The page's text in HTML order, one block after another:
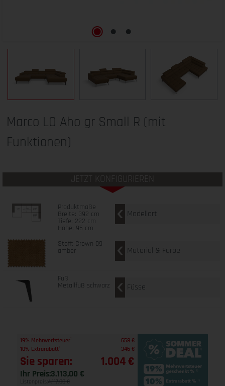
Marco LO Aho gr Small R (mit
Funktionen)
JETZT KONFIGURIEREN
Produktmaße
Breite: 392 cm
Tiefe: 222 cm
Höhe: 95 cm
Modellart
Stoff: Crown 09
amber Material & Farbe
Fuß
Metallfuß schwarz Füsse
19% Mehrwertsteuer
658 €
10% Extrarabatt
346 €
Sie sparen: 1.004 €
Ihr Preis:3.113,00 €
Listenpreis: 4.117,00 €